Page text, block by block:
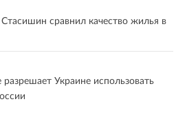
сравнил качество жилья в
Украине использовать